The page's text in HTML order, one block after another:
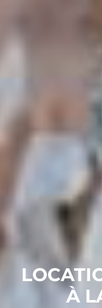
À